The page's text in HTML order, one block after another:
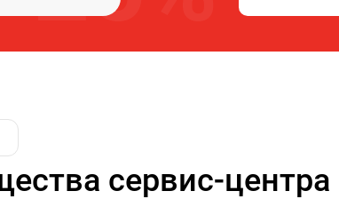
сервис-центра